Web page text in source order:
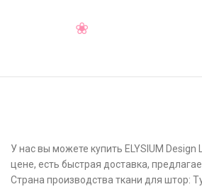
У нас вы можете купить ELYSIUM
цене, есть быстрая доставка,
Страна производства ткани для штор: